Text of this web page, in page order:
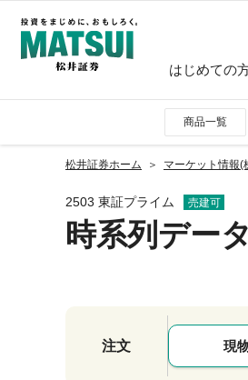
はじめての
商品一覧
松井証券ホーム マーケット情報(
2503 東証プライム 売建可
時系列データ
注文 現